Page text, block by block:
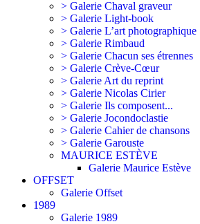
> Galerie Chaval graveur
> Galerie Light-book
> Galerie L’art photographique
> Galerie Rimbaud
> Galerie Chacun ses étrennes
> Galerie Crève-Cœur
> Galerie Art du reprint
> Galerie Nicolas Cirier
> Galerie Ils composent...
> Galerie Jocondoclastie
> Galerie Cahier de chansons
> Galerie Garouste
MAURICE ESTÈVE
Galerie Maurice Estève
OFFSET
Galerie Offset
1989
Galerie 1989